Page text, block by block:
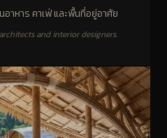
าหาร คาเฟ่ และพื้นที่อยู่อาศัย
and interior designers.